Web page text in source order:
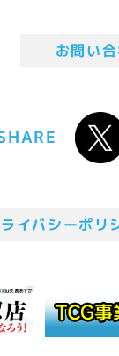
お問い
イバシーポリ